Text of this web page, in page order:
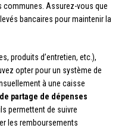
communes. Assurez-vous que
bancaires pour maintenir la
produits d’entretien, etc.),
opter pour un système de
à une caisse
partage de dépenses
permettent de suivre
les remboursements